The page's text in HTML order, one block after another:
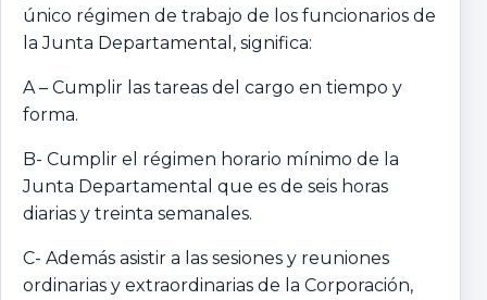
único régimen de trabajo de los funcionarios de
la Junta Departamental, significa:
A – Cumplir las tareas del cargo en tiempo y
forma.
B- Cumplir el régimen horario mínimo de la
Junta Departamental que es de seis horas
diarias y treinta semanales.
C- Además asistir a las sesiones y reuniones
ordinarias y extraordinarias de la Corporación,